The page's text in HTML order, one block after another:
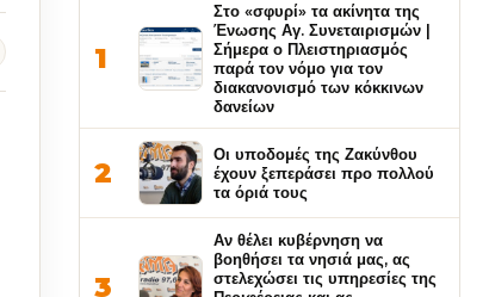
1
Στο «σφυρί» τα ακίνητα της
Ένωσης Αγ. Συνεταιρισμών |
Σήμερα ο Πλειστηριασμός
παρά τον νόμο για τον
διακανονισμό των κόκκινων
δανείων
2
Οι υποδομές της Ζακύνθου
έχουν ξεπεράσει προ πολλού
τα όριά τους
3
Αν θέλει κυβέρνηση να
βοηθήσει τα νησιά μας, ας
στελεχώσει τις υπηρεσίες της